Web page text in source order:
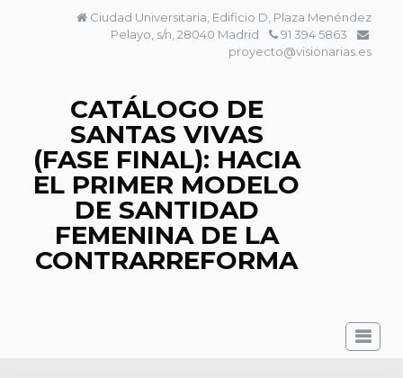
Ciudad Universitaria, Edificio D, Plaza Menéndez
Pelayo, s/n, 28040 Madrid
91 394 5863
proyecto@visionarias.es
CATÁLOGO DE
SANTAS VIVAS
(FASE FINAL): HACIA
EL PRIMER MODELO
DE SANTIDAD
FEMENINA DE LA
CONTRARREFORMA